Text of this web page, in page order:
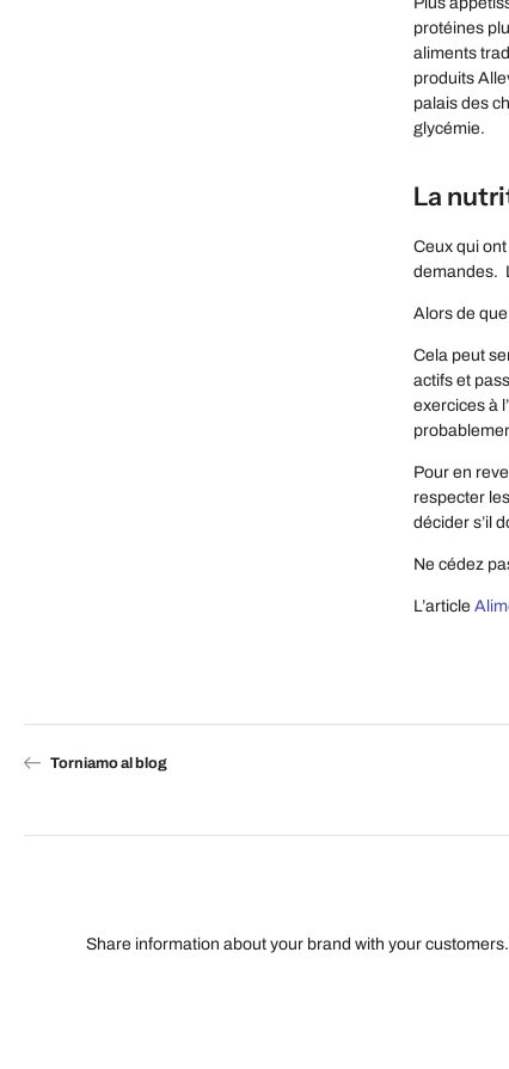
protéines
aliments
produits
palais des
glycémie.
La
Ceux qui
demandes.
Alors de
Cela peut
actifs et
exercices à
Pour en
respecter
décider s’il
Ne cédez
L’article
Torniamo al blog
Share information about your brand with your